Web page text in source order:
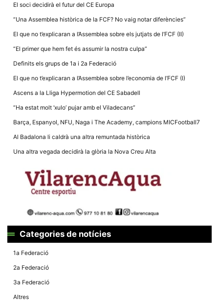
El soci decidirà el futur del CE Europa
“Una Assemblea històrica de la FCF? No vaig notar diferències”
El que no t’explicaran a l’Assemblea sobre els jutjats de l’FCF (II)
“El primer que hem fet és assumir la nostra culpa”
Definits els grups de 1a i 2a Federació
El que no t’explicaran a l’Assemblea sobre l’economia de l’FCF (I)
Ascens a la Lliga Hypermotion del CE Sabadell
“Ha estat molt ‘xulo’ pujar amb el Viladecans”
Barça, Espanyol, NFU, Naga i The Academy, campions MICFootball7
Al Badalona li caldrà una altra remuntada històrica
Una altra vegada decidirà la glòria la Nova Creu Alta
Categories de notícies
1a Federació
2a Federació
3a Federació
Altres
i la seva
components
nostre lloc web
dades en el seu
permeten que el
bé com sigui
rebutja
algunes
funcionalitats
desapareixeran
Màrqueting
els teus